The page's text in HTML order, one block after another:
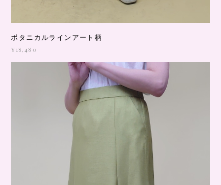
ボタニカルラインアート柄
¥18,480